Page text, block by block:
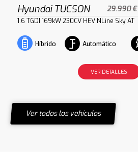
Hyundai TUCSON 29.990 €
1.6 TGDI 169kW 230CV HEV NLine Sky AT
Híbrido Automático
VER DETALLES
Ver todos los vehículos